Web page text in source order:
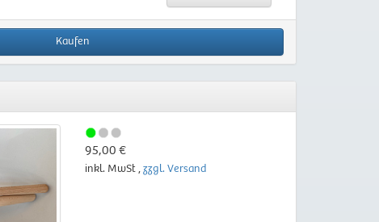
Kaufen
95,00 €
inkl. MwSt , zzgl. Versand